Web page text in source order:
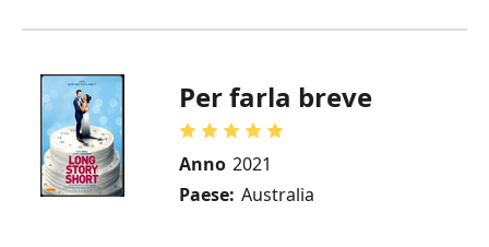
Per farla breve
Anno 2021
Paese: Australia